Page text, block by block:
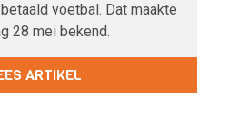
voetbal. Dat maakte
28 mei bekend.
ARTIKEL